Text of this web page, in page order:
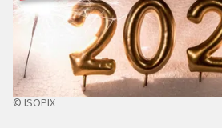
© ISOPIX